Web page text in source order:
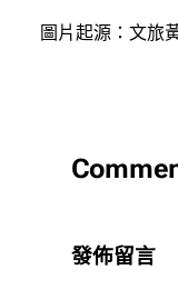
圖片起源：文旅
發佈留言